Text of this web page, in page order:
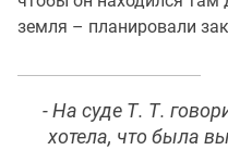
земля – планировали
- На суде Т. Т.
хотела, что была